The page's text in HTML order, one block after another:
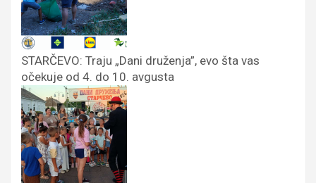
STARČEVO: Traju „Dani druženja”, evo šta vas
očekuje od 4. do 10. avgusta